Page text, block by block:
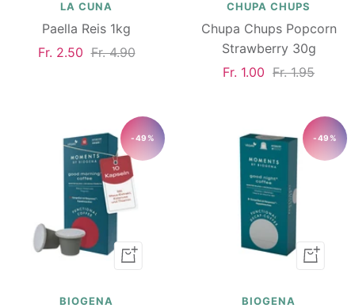
LA CUNA
Paella Reis 1kg
Angebotspreis
Fr. 2.50 Regulärer
Fr. 4.90
CHUPA CHUPS
Chupa Chups Popcorn
Strawberry 30g
Angebotspreis
Fr. 1.00 Regulärer
Fr. 1.95
-49%
In
BIOGENA
-49%
In
BIOGENA